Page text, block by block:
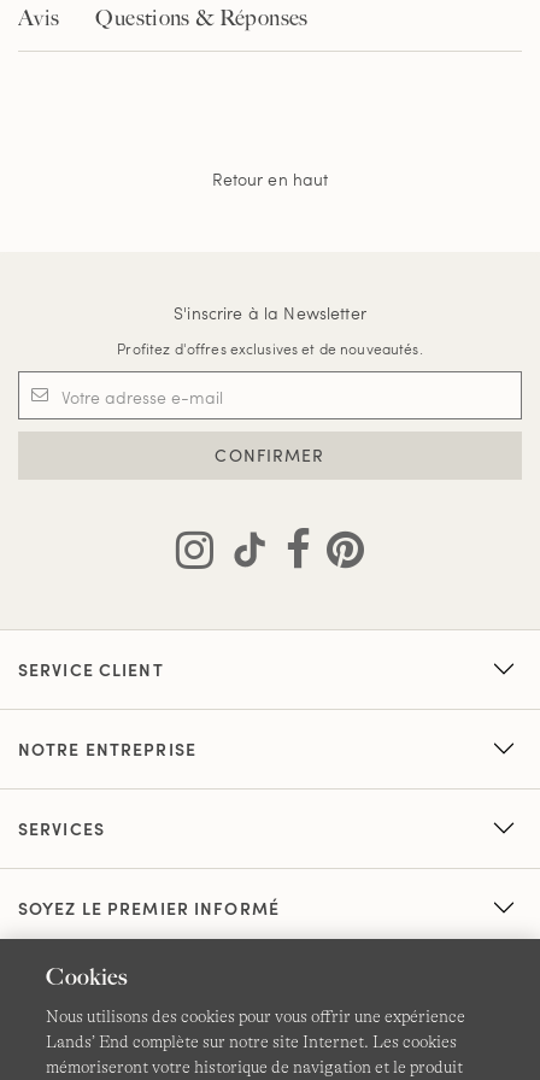
même
Avis Questions & Réponses
Retour en haut
S'inscrire à la Newsletter
Profitez d'offres exclusives et de nouveautés.
CONFIRMER
SERVICE CLIENT
NOTRE ENTREPRISE
SERVICES
SOYEZ LE PREMIER INFORMÉ
Cookies
Nous utilisons des cookies pour vous offrir une expérience
Lands’ End complète sur notre site Internet. Les cookies
mémoriseront votre historique de navigation et le produit